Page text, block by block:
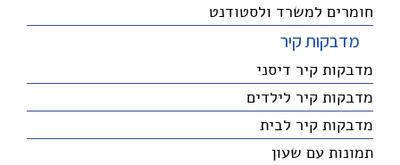
חומרים למשרד ולסטודנט
מדבקות קיר
מדבקות קיר דיסני
מדבקות קיר לילדים
מדבקות קיר לבית
תמונות עם שעון